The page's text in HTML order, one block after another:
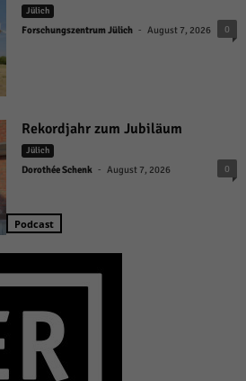
Jülich
Forschungszentrum Jülich - August 7, 2026 0
Rekordjahr zum Jubiläum
Jülich
Dorothée Schenk - August 7, 2026 0
Podcast